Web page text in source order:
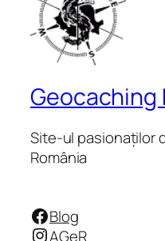
Geocaching
Site-ul pasionaților
România
Facebook
Instagram
Blog
AGeR